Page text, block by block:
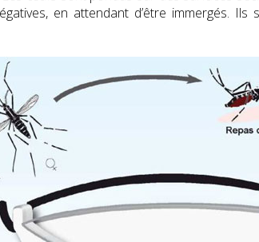
en attendant d’être immergés. Ils